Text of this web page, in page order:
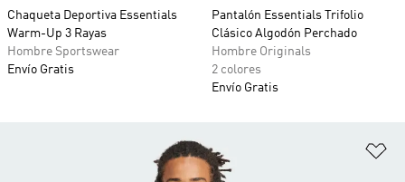
Chaqueta Deportiva Essentials
Warm-Up 3 Rayas
Hombre Sportswear
Envío Gratis
Pantalón Essentials Trifolio
Clásico Algodón Perchado
Hombre Originals
2 colores
Envío Gratis